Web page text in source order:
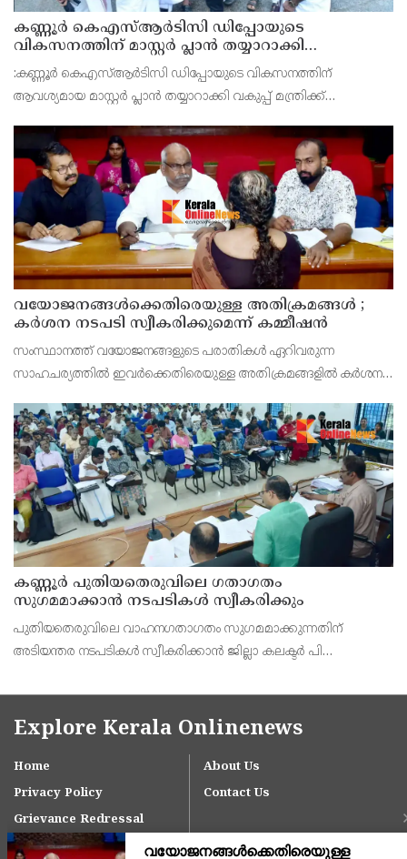
കണ്ണൂർ കെഎസ്ആർടിസി ഡിപ്പോയുടെ
വികസനത്തിന് മാസ്റ്റർ പ്ലാൻ തയ്യാറാക്കി
സമർപ്പിക്കും : ടി ഒ മോഹനൻ എം എൽ എ
:കണ്ണൂർ കെഎസ്ആർടിസി ഡിപ്പോയുടെ വികസനത്തിന്
ആവശ്യമായ മാസ്റ്റർ പ്ലാൻ തയ്യാറാക്കി വകുപ്പ് മന്ത്രിക്ക്
ഡിപ്പോയ്ക്ക് നാല് ഏക്കറിൽ അധികം വരുന്ന സ്ഥലമുണ്ട്
വയോജനങ്ങൾക്കെതിരെയുള്ള അതിക്രമങ്ങൾ ;
കർശന നടപടി സ്വീകരിക്കുമെന്ന് കമ്മീഷൻ
സംസ്ഥാനത്ത് വയോജനങ്ങളുടെ പരാതികൾ ഏറിവരുന്ന
സാഹചര്യത്തിൽ ഇവർക്കെതിരെയുള്ള അതിക്രമങ്ങളിൽ കർശന
കെ. സോമപ്രസാദ്.
കണ്ണൂർ പുതിയതെരുവിലെ ഗതാഗതം
സുഗമമാക്കാന്‍ നടപടികള്‍ സ്വീകരിക്കും
പുതിയതെരുവിലെ വാഹനഗതാഗതം സുഗമമാക്കുന്നതിന്
അടിയന്തര നടപടികള്‍ സ്വീകരിക്കാന്‍ ജില്ലാ കലക്ടര്‍ പി
Explore Kerala Onlinenews
Home
About Us
Privacy Policy
Contact Us
Grievance Redressal